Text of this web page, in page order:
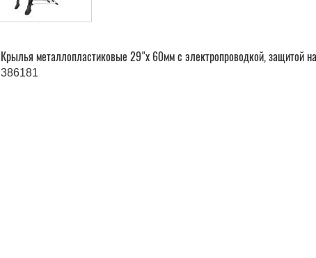
Крылья металлопластиковые 29"х 60мм с электропроводкой, защитой
386181